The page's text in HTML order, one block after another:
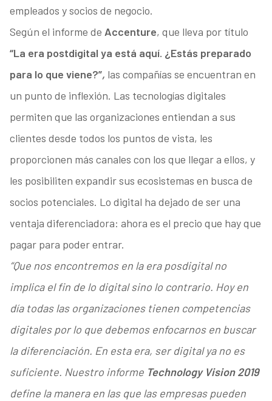
empleados y socios de negocio.
Según el informe de Accenture, que lleva por título
“La era postdigital ya está aquí. ¿Estás preparado
para lo que viene?”, las compañías se encuentran en
un punto de inflexión. Las tecnologías digitales
permiten que las organizaciones entiendan a sus
clientes desde todos los puntos de vista, les
proporcionen más canales con los que llegar a ellos, y
les posibiliten expandir sus ecosistemas en busca de
socios potenciales. Lo digital ha dejado de ser una
ventaja diferenciadora: ahora es el precio que hay que
pagar para poder entrar.
“Que nos encontremos en la era posdigital no
implica el fin de lo digital sino lo contrario. Hoy en
día todas las organizaciones tienen competencias
digitales por lo que debemos enfocarnos en buscar
la diferenciación. En esta era, ser digital ya no es
suficiente. Nuestro informe Technology Vision 2019
define la manera en las que las empresas pueden